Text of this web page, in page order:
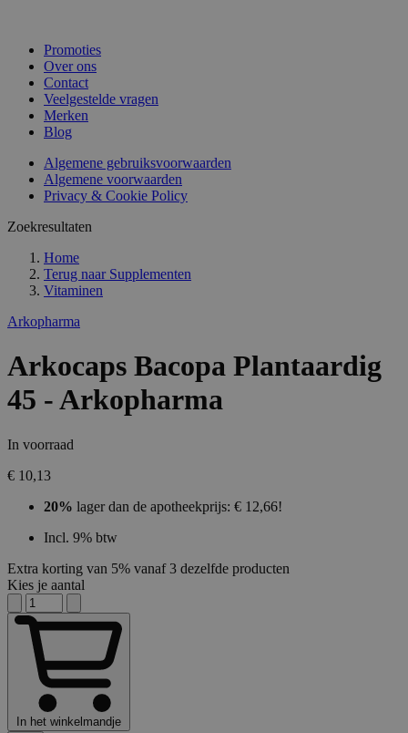
Promoties
Over ons
Contact
Veelgestelde vragen
Merken
Blog
Algemene gebruiksvoorwaarden
Algemene voorwaarden
Privacy & Cookie Policy
Zoekresultaten
Home
Terug naar Supplementen
Vitaminen
Arkopharma
Arkocaps Bacopa Plantaardig
45 - Arkopharma
In voorraad
€ 10,13
20% lager dan de apotheekprijs: € 12,66!
Incl. 9% btw
Extra korting van 5% vanaf 3 dezelfde producten
Kies je aantal
In het winkelmandje